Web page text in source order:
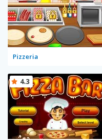
Pizzeria
4.3